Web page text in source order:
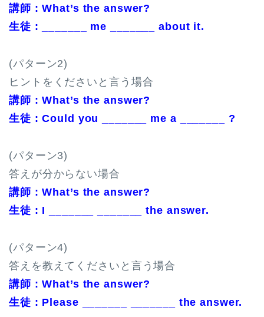
講師 : What’s the answer?
生徒 : _______ me _______ about it.
(パターン2)
ヒントをくださいと言う場合
講師 : What’s the answer?
生徒 : Could you _______ me a _______ ?
(パターン3)
答えが分からない場合
講師 : What’s the answer?
生徒 : I _______ _______ the answer.
(パターン4)
答えを教えてくださいと言う場合
講師 : What’s the answer?
生徒 : Please _______ _______ the answer.